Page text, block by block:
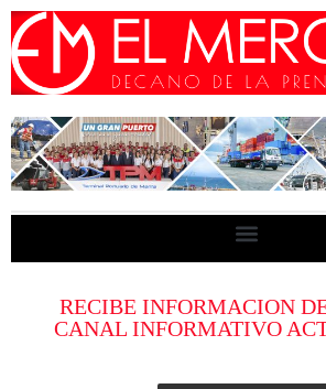
RECIBE INFORMACION
CANAL INFORMATIVO